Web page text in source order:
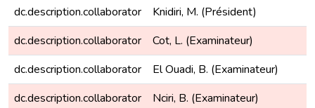
dc.description.collaborator
Knidiri, M. (Président)
dc.description.collaborator
Cot, L. (Examinateur)
dc.description.collaborator
El Ouadi, B. (Examinateur)
dc.description.collaborator
Nciri, B. (Examinateur)